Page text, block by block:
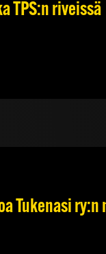
TPS:n riveissä
Tukenasi